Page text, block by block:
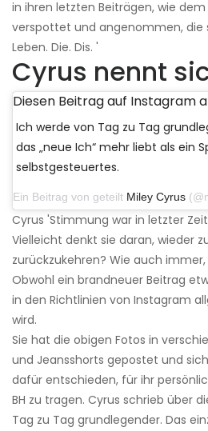
in ihren letzten Beiträgen, wie
verspottet und angenommen, die
Leben. Die. Dis. '
Cyrus nennt
Diesen Beitrag auf Instagram
Ich werde von Tag zu Tag
das „neue Ich“ mehr liebt als ein
selbstgesteuertes.
Ein Beitrag von geteilt Miley Cyrus
Cyrus 'Stimmung war in letzter
Vielleicht denkt sie daran, wieder
zurückzukehren? Wie auch
Obwohl ein brandneuer Beitrag
in den Richtlinien von Instagram
wird.
Sie hat die obigen Fotos in
und Jeansshorts gepostet und
dafür entschieden, für ihr
BH zu tragen. Cyrus schrieb über
Tag zu Tag grundlegender. Das